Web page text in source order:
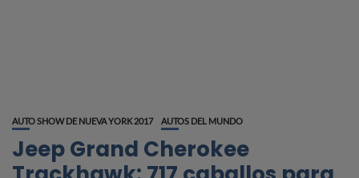
AUTO SHOW DE NUEVA YORK 2017 AUTOS DEL MUNDO
Jeep Grand Cherokee